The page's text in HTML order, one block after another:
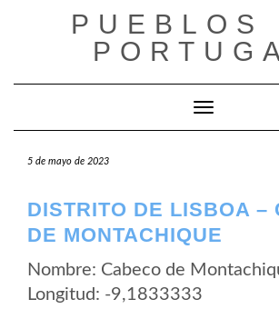
PUEBLOS
Cambiar modo
5 de mayo de 2023
DISTRITO DE LISBOA –
DE MONTACHIQUE
Nombre: Cabeco de
Longitud: -9,1833333